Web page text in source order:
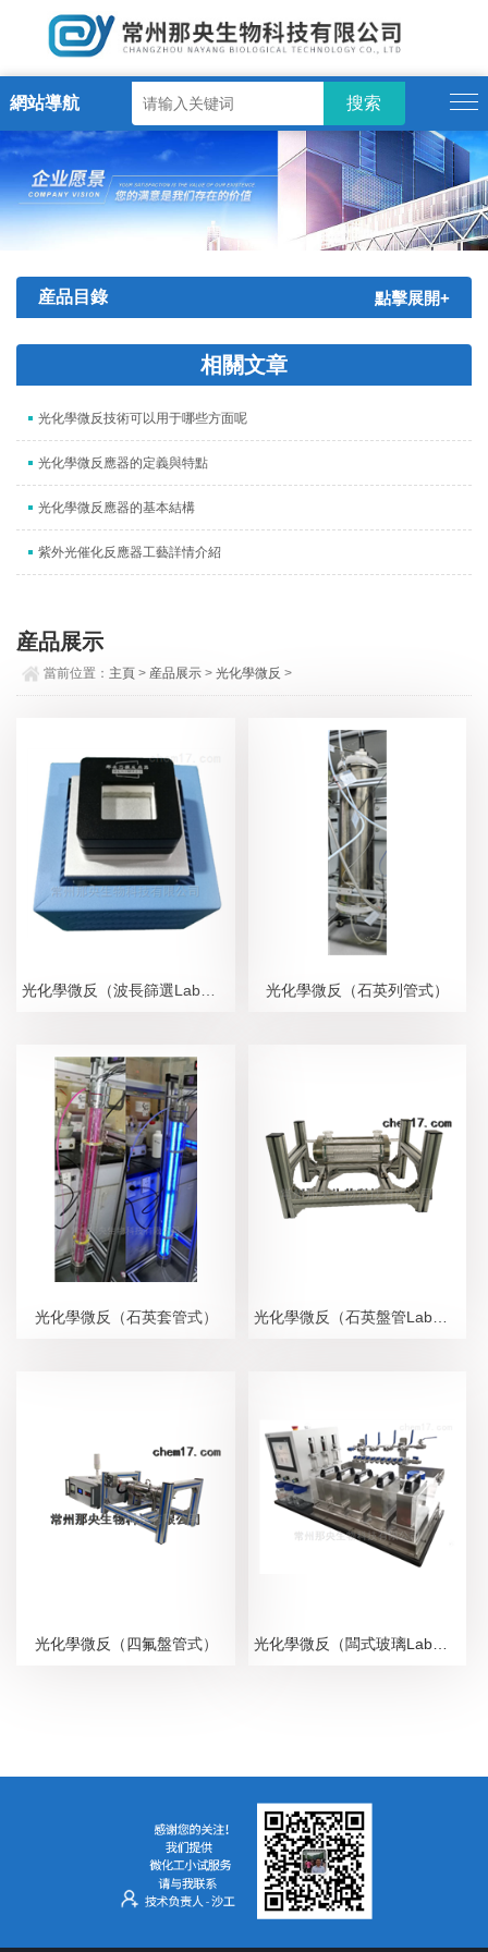
網站導航
産品目錄 點擊展開+
相關文章
光化學微反技術可以用于哪些方面呢
光化學微反應器的定義與特點
光化學微反應器的基本結構
紫外光催化反應器工藝詳情介紹
産品展示
當前位置： 主頁 > 産品展示 >光化學微反 >
光化學微反（石英列管式）
光化學微反（石英套管式）
光化學微反（四氟盤管式）